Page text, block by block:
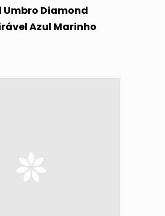
Umbro Diamond
Azul Marinho